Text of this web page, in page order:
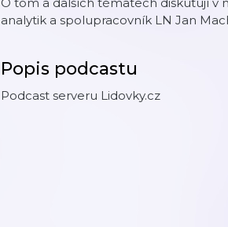
analytik a spolupracovník LN Jan
Popis podcastu
Podcast serveru Lidovky.cz